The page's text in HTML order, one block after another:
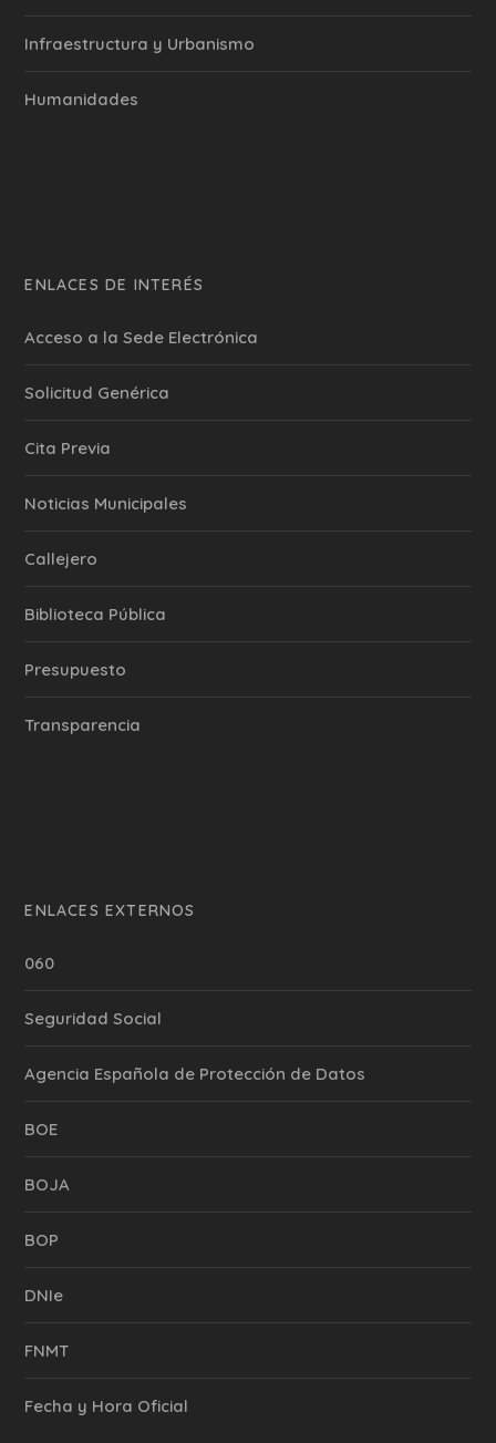
Infraestructura y Urbanismo
Humanidades
ENLACES DE INTERÉS
Acceso a la Sede Electrónica
Solicitud Genérica
Cita Previa
‎Noticias Municipales
Callejero
Biblioteca Pública
Presupuesto
Transparencia
ENLACES EXTERNOS
060
Seguridad Social
Agencia Española de Protección de Datos
BOE
BOJA
BOP
DNIe
FNMT
Fecha y Hora Oficial